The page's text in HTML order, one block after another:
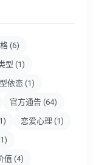
(6)
型 (1)
依恋 (1)
官方通告 (64)
恋爱心理 (1)
值 (4)